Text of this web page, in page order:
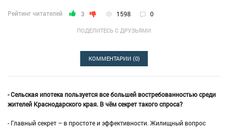
ПОДЕЛИТЕСЬ С ДРУЗЬЯМИ
Рейтинг читателей 3 1598 0
КОММЕНТАРИИ (0)
- Сельская ипотека пользуется все большей востребованностью среди
жителей Краснодарского края. В чём секрет такого спроса?
- Главный секрет – в простоте и эффективности. Жилищный вопрос